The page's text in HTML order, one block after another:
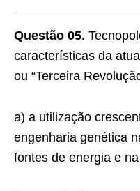
Questão 05.
características da
ou “Terceira
a) a utilização
engenharia genética
fontes de energia e